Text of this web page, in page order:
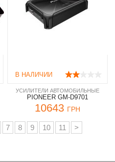
В НАЛИЧИИ
УСИЛИТЕЛИ АВТОМОБИЛЬНЫЕ
PIONEER GM-D9701
10643 ГРН
7 8 9 10 11 >